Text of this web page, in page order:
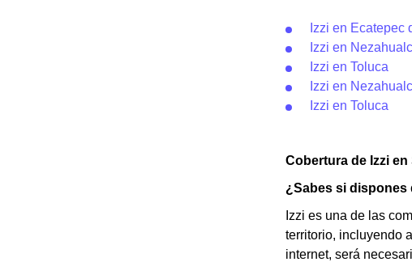
Izzi en Ecatepec
Izzi en
Izzi en Toluca
Izzi en
Izzi en Toluca
Cobertura de Izzi
¿Sabes si dispones
Izzi es una de las
territorio, incluyendo
internet, será